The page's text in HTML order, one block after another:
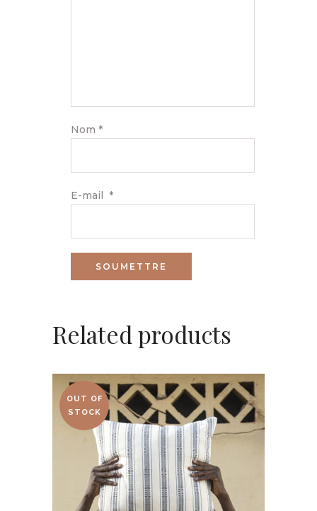
Nom *
E-mail *
Related products
OUT OF
STOCK